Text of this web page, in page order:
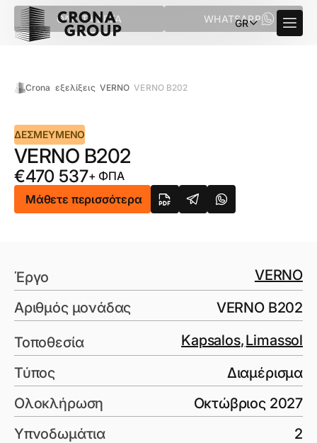
ΌΛΑ ΤΑ ΈΡΓΑ WHATSAPP
GR
Crona εξελίξεις VERNO VERNO B202
ΔΕΣΜΕΥΜΈΝΟ
VERNO B202
€470 537+ ΦΠΑ
Μάθετε περισσότερα
Έργο
VERNO
Αριθμός μονάδας
VERNO B202
Τοποθεσία Kapsalos,Limassol
Τύπος
Διαμέρισμα
Ολοκλήρωση
Οκτώβριος 2027
Υπνοδωμάτια
2